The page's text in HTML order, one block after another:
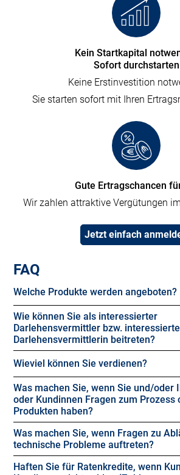
Kein Startkapital
Sofort durchstarten
Keine Erstinvestition
Sie starten sofort mit Ihren
Gute Ertragschancen
Wir zahlen attraktive Vergütungen
Jetzt einfach
FAQ
Welche Produkte werden angeboten?
Wie können Sie als interessierter
Darlehensvermittler bzw. interessierte
Darlehensvermittlerin beitreten?
Wieviel können Sie verdienen?
Was machen Sie, wenn Sie und/oder
oder Kundinnen Fragen zum Prozess
Produkten haben?
Was machen Sie, wenn Fragen zu
technische Probleme auftreten?
Haften Sie für Ratenkredite, wenn